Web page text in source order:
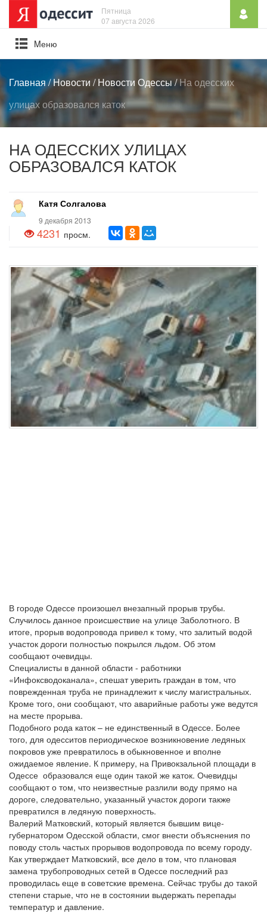
Пятница
07 августа 2026
Mеню
Главная/Новости /Новости Одессы/На одесских
улицах образовался каток
НА ОДЕССКИХ УЛИЦАХ
ОБРАЗОВАЛСЯ КАТОК
Катя Солгалова
9 декабря 2013
4231 просм.
В городе Одессе произошел внезапный прорыв трубы.
Случилось данное происшествие на улице Заболотного. В
итоге, прорыв водопровода привел к тому, что залитый водой
участок дороги полностью покрылся льдом. Об этом
сообщают очевидцы.
Специалисты в данной области - работники
«Инфоксводоканала», спешат уверить граждан в том, что
поврежденная труба не принадлежит к числу магистральных.
Кроме того, они сообщают, что аварийные работы уже ведутся
на месте прорыва.
Подобного рода каток – не единственный в Одессе. Более
того, для одесситов периодическое возникновение ледяных
покровов уже превратилось в обыкновенное и вполне
ожидаемое явление. К примеру, на Привокзальной площади в
Одессе образовался еще один такой же каток. Очевидцы
сообщают о том, что неизвестные разлили воду прямо на
дороге, следовательно, указанный участок дороги также
превратился в ледяную поверхность.
Валерий Матковский, который является бывшим вице-
губернатором Одесской области, смог внести объяснения по
поводу столь частых прорывов водопровода по всему городу.
Как утверждает Матковский, все дело в том, что плановая
замена трубопроводных сетей в Одессе последний раз
проводилась еще в советские времена. Сейчас трубы до такой
степени старые, что не в состоянии выдержать перепады
температур и давление.